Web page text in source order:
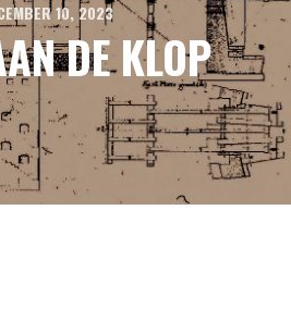
10, 2023
DE KLOP